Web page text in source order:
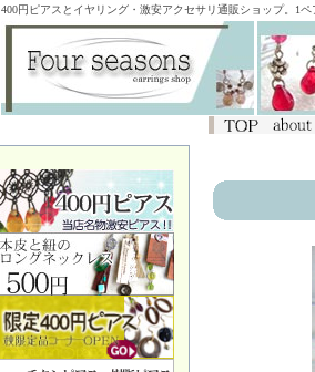
400円ピアスとイヤリング・激安アクセサリ通販ショップ。1